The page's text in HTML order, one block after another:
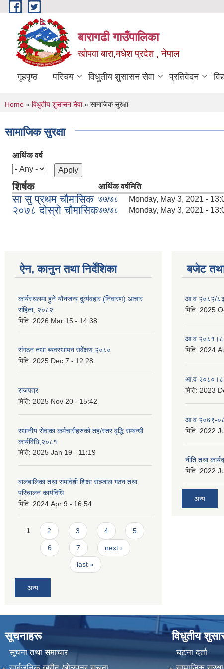
Skip to main content
बारागढी गाउँपालिका
खोपवा बारा,मधेश प्रदेश , नेपाल
गृहपृष्ठ परिचय विधुतीय शुसासन सेवा प्रतिवेदन
You are here
Home » विधुतीय शुसासन सेवा» सामाजिक सुरक्षा
सामाजिक सुरक्षा
आर्थिक वर्ष
शिर्षक आर्थिक वर्षमिति
सा सु प्रथम चौमासिक ७७/७८ Monday, May 3, 2021 -
२०७८ दोस्रो चौमासिक७७/७८ Monday, May 3, 2021 -
ऐन, कानुन तथा निर्देशिका
कार्यस्थलमा हुने यौनजन्य दुर्व्यवहार (निवारण) आचार
संहिता, २०८२
मिति: 2026 Mar 15 - 14:38
संगठन तथा ब्यवस्थापन सर्वेक्षण,२०८०
मिति: 2025 Dec 7 - 12:28
राजपत्र
मिति: 2025 Nov 20 - 15:42
स्थानीय सेवाका कर्मचारीहरुको तह/स्तर वृद्धि सम्बन्धी
कार्यविधि,२०८१
मिति: 2025 Jan 19 - 11:19
बालबालिका तथा समावेशी शिक्षा सञ्जाल गठन तथा
परिचालन कार्यविधि
मिति: 2024 Apr 9 - 16:54
Pages
1 2 3 4 5
6 7 next ›
last »
अन्य
बजेट
आ.व २०८२/८३
मिति: 2025
आ.व २०८१।८२
मिति: 2024
आ.व २०८०।८१
मिति: 2023
आ.व २०७९-
मिति: 2022
नीति तथा
मिति: 2022
अन्य
सूचनाहरू
सूचना तथा समाचार
विधुतीय
घटना दर्ता